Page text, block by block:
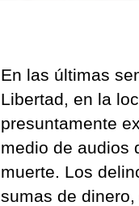
En las últimas
Libertad, en la
presuntamente
medio de audios
muerte. Los
sumas de